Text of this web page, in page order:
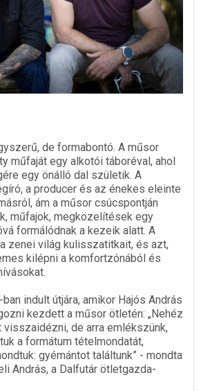
de formabontó. A műsor
műfaját egy alkotói táboréval, ahol
egy önálló dal születik. A
a producer és az énekes eleinte
ám a műsor csúcspontján
műfajok, megközelítések egy
formálódnak a kezeik alatt. A
zenei világ kulisszatitkait, és azt,
kilépni a komfortzónából és
indult útjára, amikor Hajós András
kezdett a műsor ötletén: „Nehéz
de arra emlékszünk,
a formátum tételmondatát,
gyémántot találtunk” - mondta
András, a Dalfutár ötletgazda-